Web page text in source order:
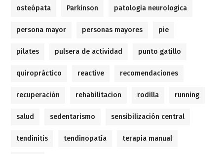
osteópata Parkinson patologia neurologica
persona mayor personas mayores pie
pilates pulsera de actividad punto gatillo
quiropráctico reactive recomendaciones
recuperación rehabilitacion rodilla running
salud sedentarismo sensibilización central
tendinitis tendinopatía terapia manual